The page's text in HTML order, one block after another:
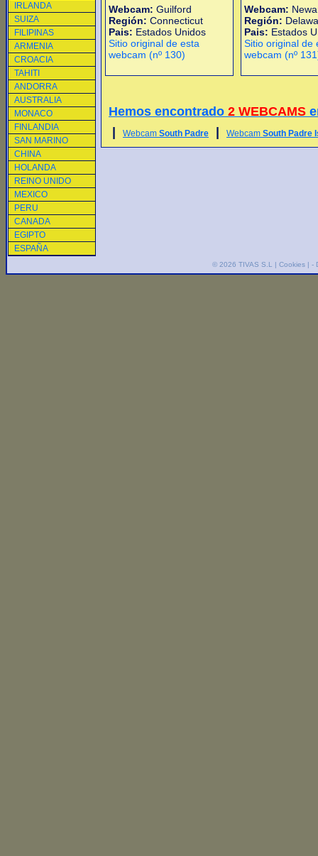
IRLANDA
SUIZA
FILIPINAS
ARMENIA
CROACIA
TAHITI
ANDORRA
AUSTRALIA
MONACO
FINLANDIA
SAN MARINO
CHINA
HOLANDA
REINO UNIDO
MEXICO
PERU
CANADA
EGIPTO
ESPAÑA
Webcam: Guilford
Región: Connecticut
Pais: Estados Unidos
Sitio original de esta
webcam (nº 130)
Webcam:
Región:
Pais: Estados
Sitio original de
webcam (nº
Hemos encontrado 2 WEBCAMS
Webcam South Padre Webcam South Padre
© 2026 TIVAS S.L | Cookies| -